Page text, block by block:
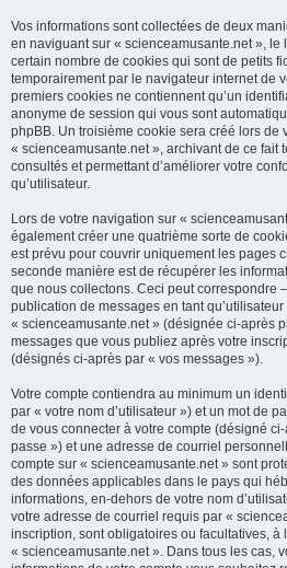
Vos informations sont collectées de deux
en naviguant sur « scienceamusante.net »,
certain nombre de cookies qui sont de petits
temporairement par le navigateur internet de
premiers cookies ne contiennent qu’un
anonyme de session qui vous sont
phpBB. Un troisième cookie sera créé lors de
« scienceamusante.net », archivant de ce fait
consultés et permettant d’améliorer votre
qu’utilisateur.
Lors de votre navigation sur «
également créer une quatrième sorte de
est prévu pour couvrir uniquement les pages
seconde manière est de récupérer les
que nous collectons. Ceci peut correspondre
publication de messages en tant
« scienceamusante.net » (désignée ci-après
messages que vous publiez après votre
(désignés ci-après par « vos messages »).
Votre compte contiendra au minimum un
par « votre nom d’utilisateur ») et un mot de
de vous connecter à votre compte (désigné
passe ») et une adresse de courriel
compte sur « scienceamusante.net » sont
des données applicables dans le pays qui
informations, en-dehors de votre nom
votre adresse de courriel requis par «
inscription, sont obligatoires ou facultatives, à
« scienceamusante.net ». Dans tous les cas,